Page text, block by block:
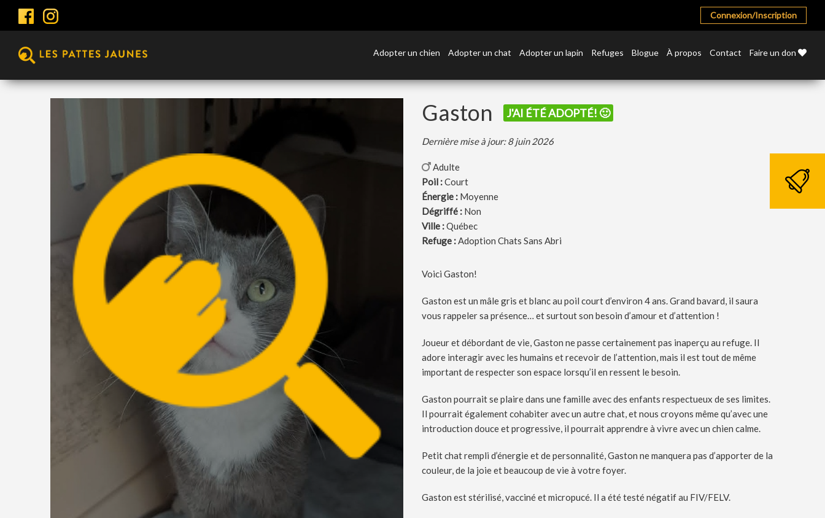
Connexion/Inscription
Adopter un chien Adopter un chat Adopter un lapin Refuges Blogue À propos Contact Faire un don
Gaston J'AI ÉTÉ ADOPTÉ! 🙂
Dernière mise à jour: 8 juin 2026
Adulte
Poil :Court
Énergie : Moyenne
Dégriffé : Non
Ville :Québec
Refuge :Adoption Chats Sans Abri
Voici Gaston!
Gaston est un mâle gris et blanc au poil court d’environ 4 ans. Grand bavard, il saura
vous rappeler sa présence… et surtout son besoin d’amour et d’attention !
Joueur et débordant de vie, Gaston ne passe certainement pas inaperçu au refuge. Il
adore interagir avec les humains et recevoir de l’attention, mais il est tout de même
important de respecter son espace lorsqu’il en ressent le besoin.
Gaston pourrait se plaire dans une famille avec des enfants respectueux de ses limites.
Il pourrait également cohabiter avec un autre chat, et nous croyons même qu’avec une
introduction douce et progressive, il pourrait apprendre à vivre avec un chien calme.
Petit chat rempli d’énergie et de personnalité, Gaston ne manquera pas d’apporter de la
couleur, de la joie et beaucoup de vie à votre foyer.
Gaston est stérilisé, vacciné et micropucé. Il a été testé négatif au FIV/FELV.